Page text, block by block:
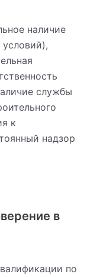
наличие
службы
к
надзор
в
по